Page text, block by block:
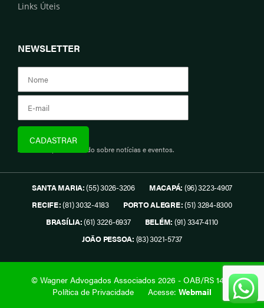
Links Úteis
NEWSLETTER
Assine e fique informado sobre notícias e eventos.
SANTA MARIA:(55) 3026-3206 MACAPÁ: (96) 3223-4907
RECIFE:(81) 3032-4183 PORTO ALEGRE:(51) 3284-8300
BRASÍLIA:(61) 3226-6937 BELÉM: (91) 3347-4110
JOÃO PESSOA: (83) 3021-5737
© Wagner Advogados Associados 2026 - OAB/RS 1419.
Política de Privacidade
Acesse: Webmail